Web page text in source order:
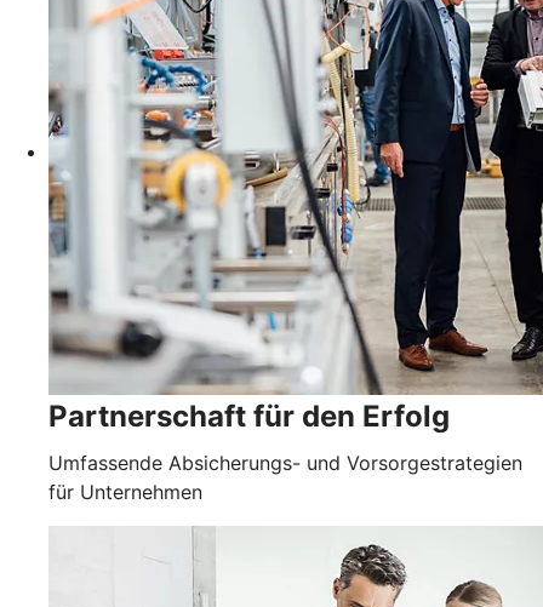
Partnerschaft für den Erfolg
Umfassende Absicherungs- und Vorsorgestrategien
für Unternehmen